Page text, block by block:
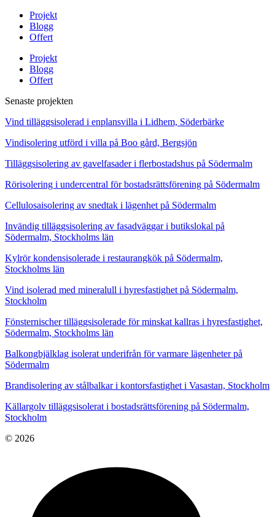
Projekt
Blogg
Offert
Projekt
Blogg
Offert
Senaste projekten
Vind tilläggsisolerad i enplansvilla i Lidhem, Söderbärke
Vindisolering utförd i villa på Boo gård, Bergsjön
Tilläggsisolering av gavelfasader i flerbostadshus på Södermalm
Rörisolering i undercentral för bostadsrättsförening på Södermalm
Cellulosaisolering av snedtak i lägenhet på Södermalm
Invändig tilläggsisolering av fasadväggar i butikslokal på
Södermalm, Stockholms län
Kylrör kondensisolerade i restaurangkök på Södermalm,
Stockholms län
Vind isolerad med mineralull i hyresfastighet på Södermalm,
Stockholm
Fönsternischer tilläggsisolerade för minskat kallras i hyresfastighet,
Södermalm, Stockholms län
Balkongbjälklag isolerat underifrån för varmare lägenheter på
Södermalm
Brandisolering av stålbalkar i kontorsfastighet i Vasastan, Stockholm
Källargolv tilläggsisolerat i bostadsrättsförening på Södermalm,
Stockholm
© 2026